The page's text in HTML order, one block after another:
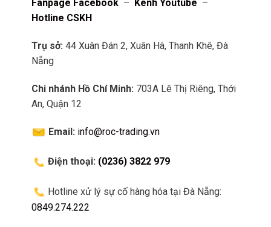
Fanpage Facebook– Kênh Youtube –
Hotline CSKH
Trụ sở: 44 Xuân Đán 2, Xuân Hà, Thanh Khê, Đà
Nẵng
Chi nhánh Hồ Chí Minh: 703A Lê Thị Riêng, Thới
An, Quận 12
Email: info@roc-trading.vn
Điện thoại: (0236) 3822 979
Hotline xử lý sự cố hàng hóa tại Đà Nẵng:
0849.274.222